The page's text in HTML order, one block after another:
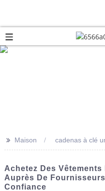
>> Maison cadenas à clé
Achetez Des
Auprès De
Confiance